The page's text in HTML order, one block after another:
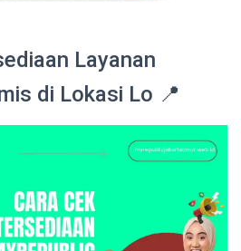
Layanan
di Lokasi Lo 📍